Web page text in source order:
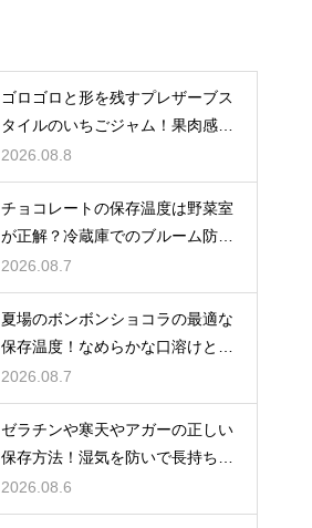
ゴロゴロと形を残すプレザーブス
タイルのいちごジャム！果肉感を
たっぷり楽しむ美味しいレシピ
2026.08.8
チョコレートの保存温度は野菜室
が正解？冷蔵庫でのブルーム防止
策
2026.08.7
夏場のボンボンショコラの最適な
保存温度！なめらかな口溶けと美
しいツヤを保つための管理方法
2026.08.7
ゼラチンや寒天やアガーの正しい
保存方法！湿気を防いで長持ちさ
せるコツ
2026.08.6